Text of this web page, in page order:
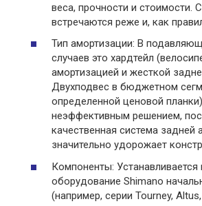
веса, прочности и стоимости.
встречаются реже и, как
Тип амортизации: В
случаев это хардтейл
амортизацией и жесткой
Двухподвес в бюджетном
определенной ценовой
неэффективным решением,
качественная система задней
значительно удорожает
Компоненты: Устанавливается
оборудование Shimano
(например, серии Tourney,